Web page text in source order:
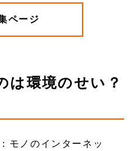
ページ
は環境のせい？
モノのインターネッ